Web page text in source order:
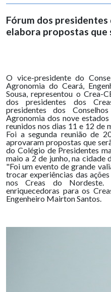
Fórum dos
elabora propostas que
O vice-presidente do
Agronomia do Ceará,
Sousa, representou o Crea-
dos presidentes dos
presidentes dos
Agronomia dos nove
reunidos nos dias 11 e 12 de
Foi a segunda reunião de
aprovaram propostas que
do Colégio de Presidentes
maio a 2 de junho, na cidade
"Foi um evento de grande
trocar experiências das
nos Creas do Nordeste.
enriquecedoras para os
Engenheiro Mairton Santos.